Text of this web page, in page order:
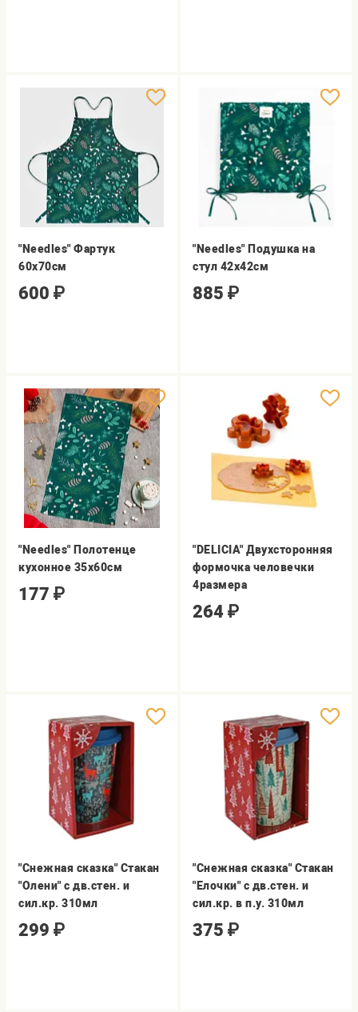
"Needles" Фартук
60х70см
600 ₽
"Needles" Подушка на
стул 42х42см
885 ₽
"Needles" Полотенце
кухонное 35х60см
177 ₽
"DELICIA" Двухсторонняя
формочка человечки
4размера
264 ₽
"Снежная сказка" Стакан
"Олени" с дв.стен. и
сил.кр. 310мл
299 ₽
"Снежная сказка" Стакан
"Елочки" с дв.стен. и
сил.кр. в п.у. 310мл
375 ₽